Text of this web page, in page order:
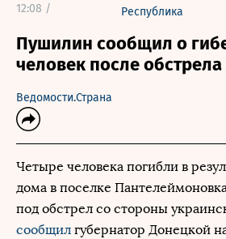
12:08 /
Республика
Пушилин сообщил о
человек после
Ведомости.Страна
Четыре человека погибли в
дома в поселке
под обстрел со стороны
сообщил губернатор Донецкой